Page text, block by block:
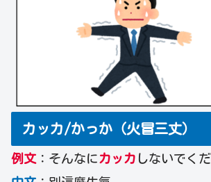
カッカ/かっか（火冒三丈）
例文 ：そんなに カッカ しないでくだ